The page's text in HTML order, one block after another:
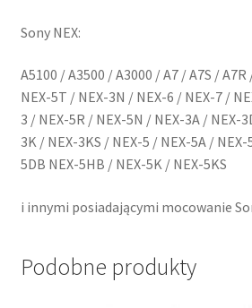
Sony NEX:
A5100 / A3500 / A3000 / A7 / A7S /
NEX-5T / NEX-3N / NEX-6 / NEX-7 /
3 / NEX-5R / NEX-5N / NEX-3A / NEX-
3K / NEX-3KS / NEX-5 / NEX-5A / NEX-
5DB NEX-5HB / NEX-5K / NEX-5KS
i innymi posiadającymi mocowanie
Podobne produkty